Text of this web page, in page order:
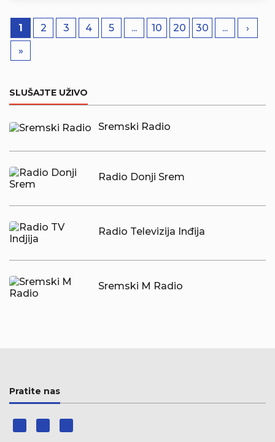
1 2 3 4 5 ... 10 20 30 ...
›
»
SLUŠAJTE UŽIVO
Sremski Radio
Radio Donji Srem
Radio Televizija Inđija
Sremski M Radio
Pratite nas